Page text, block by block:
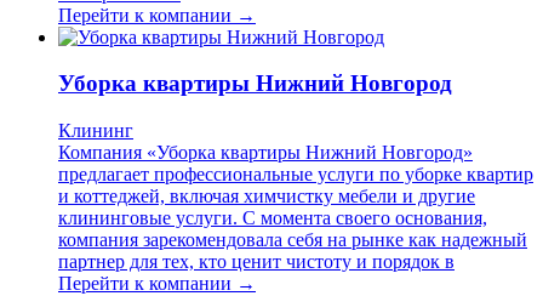
Перейти к компании →
Уборка квартиры Нижний Новгород
Клининг
Компания «Уборка квартиры Нижний Новгород»
предлагает профессиональные услуги по уборке квартир
и коттеджей, включая химчистку мебели и другие
клининговые услуги. С момента своего основания,
компания зарекомендовала себя на рынке как надежный
партнер для тех, кто ценит чистоту и порядок в
Перейти к компании →